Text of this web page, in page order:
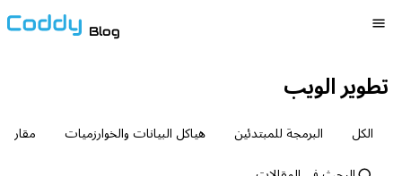
Blog
تطوير الويب
الكل البرمجة للمبتدئين هياكل البيانات والخوارزميات مقارنة